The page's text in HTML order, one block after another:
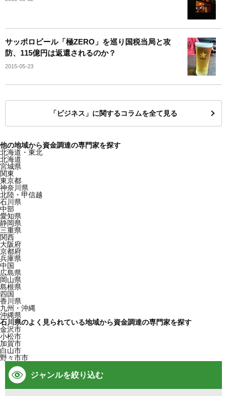
サッポロビール「極ZERO」を巡り国税当局と攻
防、115億円は返還されるのか？
2015-05-23
「ビジネス」に関するコラムを全て見る
他の地域から資金調達の専門家を探す
北海道・東北
北海道
宮城県
関東
東京都
神奈川県
北陸・甲信越
石川県
中部
愛知県
静岡県
三重県
関西
大阪府
京都府
兵庫県
中国
広島県
岡山県
島根県
四国
香川県
九州・沖縄
沖縄県
石川県のよく見られている地域から資金調達の専門家を探す
金沢市
小松市
加賀市
白山市
野々市市
ジャンルを絞り込む